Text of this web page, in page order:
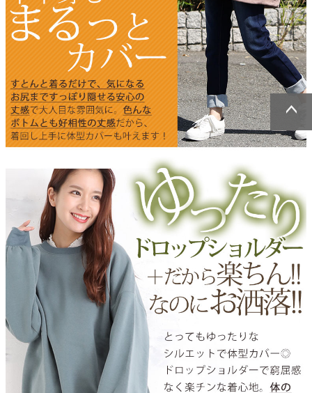
ページトッ
プへ
ページトッ
プへ